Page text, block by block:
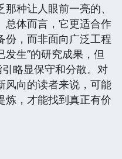
种让人眼前一亮的、
总体而言，它更适合作
份，而非面向广泛工程
发生”的研究成果，但
略显保守和分散。对
风向的读者来说，可能
炼，才能找到真正有价